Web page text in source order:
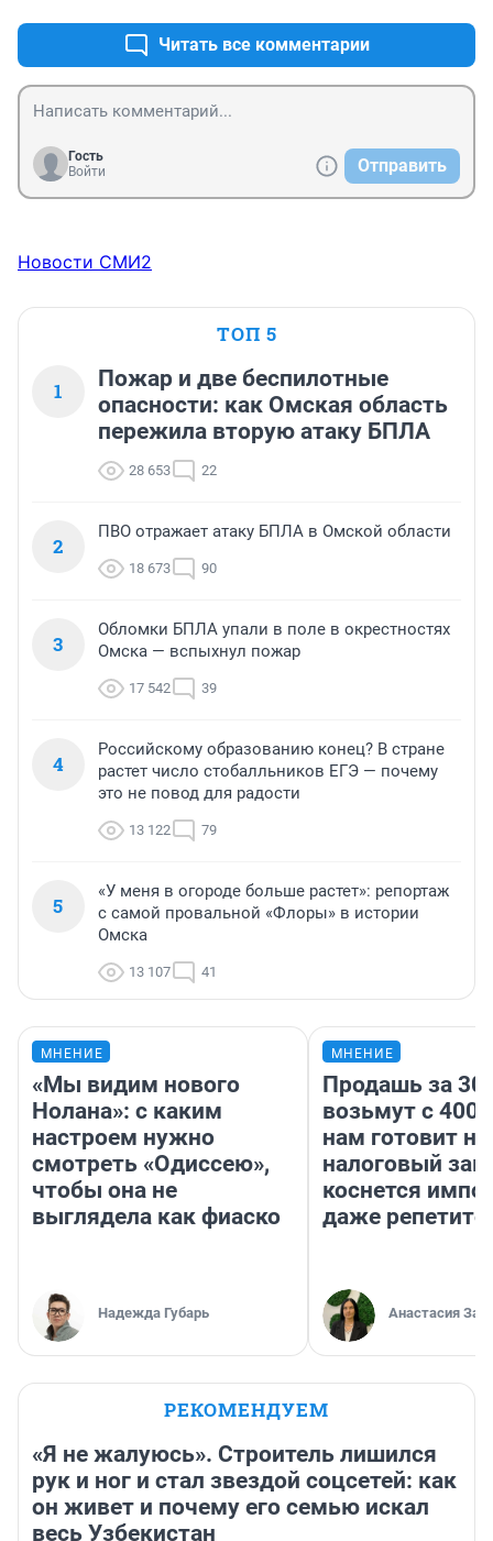
Читать все комментарии
Гость
Войти
Отправить
Новости СМИ2
ТОП 5
1
Пожар и две беспилотные
опасности: как Омская область
пережила вторую атаку БПЛА
28 653 22
2
ПВО отражает атаку БПЛА в Омской области
18 673 90
3
Обломки БПЛА упали в поле в окрестностях
Омска — вспыхнул пожар
17 542 39
4
Российскому образованию конец? В стране
растет число стобалльников ЕГЭ — почему
это не повод для радости
13 122 79
5
«У меня в огороде больше растет»: репортаж
с самой провальной «Флоры» в истории
Омска
13 107 41
МНЕНИЕ
«Мы видим нового
Нолана»: с каким
настроем нужно
смотреть «Одиссею»,
чтобы она не
выглядела как фиаско
Надежда Губарь
МНЕНИЕ
Продашь за
возьмут с
нам готовит
налоговый
коснется
даже
Анастасия
РЕКОМЕНДУЕМ
«Я не жалуюсь». Строитель лишился
рук и ног и стал звездой соцсетей: как
он живет и почему его семью искал
весь Узбекистан